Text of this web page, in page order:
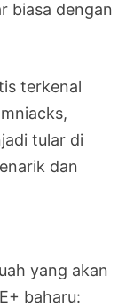
biasa dengan
terkenal
tular di
dan
yang akan
baharu: